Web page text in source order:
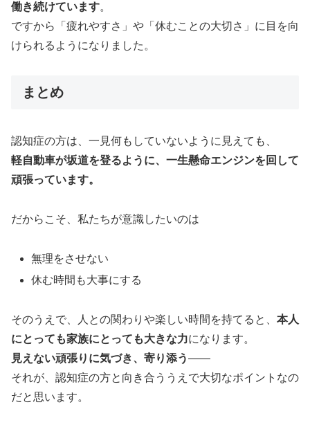
働き続けています。
ですから「疲れやすさ」や「休むことの大切さ」に目を向
けられるようになりました。
まとめ
認知症の方は、一見何もしていないように見えても、
軽自動車が坂道を登るように、一生懸命エンジンを回して
頑張っています。
だからこそ、私たちが意識したいのは
無理をさせない
休む時間も大事にする
そのうえで、人との関わりや楽しい時間を持てると、 本人
にとっても家族にとっても大きな力になります。
見えない頑張りに気づき、寄り添う——
それが、認知症の方と向き合ううえで大切なポイントなの
だと思います。